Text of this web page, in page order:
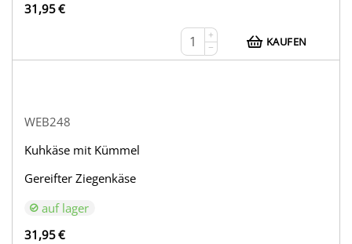
31,95€
+
−
KAUFEN
WEB248
Kuhkäse mit Kümmel
Gereifter Ziegenkäse
auf lager
31,95€